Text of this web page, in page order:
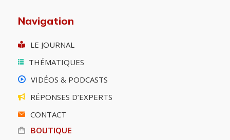
Navigation
LE JOURNAL
THÉMATIQUES
VIDÉOS & PODCASTS
RÉPONSES D’EXPERTS
CONTACT
BOUTIQUE